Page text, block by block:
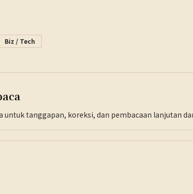
Biz / Tech
untuk tanggapan, koreksi, dan pembacaan lanjutan